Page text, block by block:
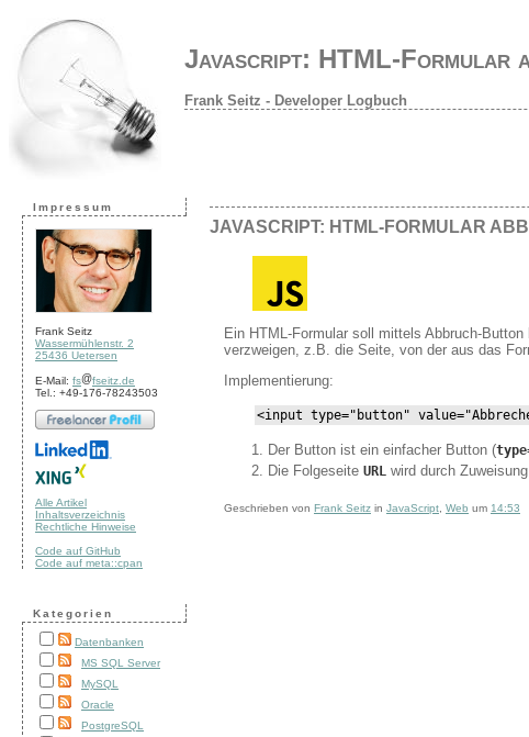
Javascript: HTML-Formular
Frank Seitz - Developer Logbuch
Impressum
Frank Seitz
Wassermühlenstr. 2
25436 Uetersen
E-Mail: fs
fseitz.de
Tel.: +49-176-78243503
Alle Artikel
Inhaltsverzeichnis
Rechtliche Hinweise
Code auf GitHub
Code auf meta::cpan
Kategorien
Datenbanken
MS SQL Server
MySQL
Oracle
PostgreSQL
JAVASCRIPT: HTML-FORMULAR
Ein HTML-Formular soll mittels Abbruch-
verzweigen, z.B. die Seite, von der aus das
Implementierung:
<input type="button"
Der Button ist ein einfacher Button (
Die Folgeseite URL wird durch
Geschrieben von Frank Seitz in JavaScript, Web um 14:53